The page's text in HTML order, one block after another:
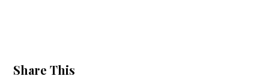
Share This